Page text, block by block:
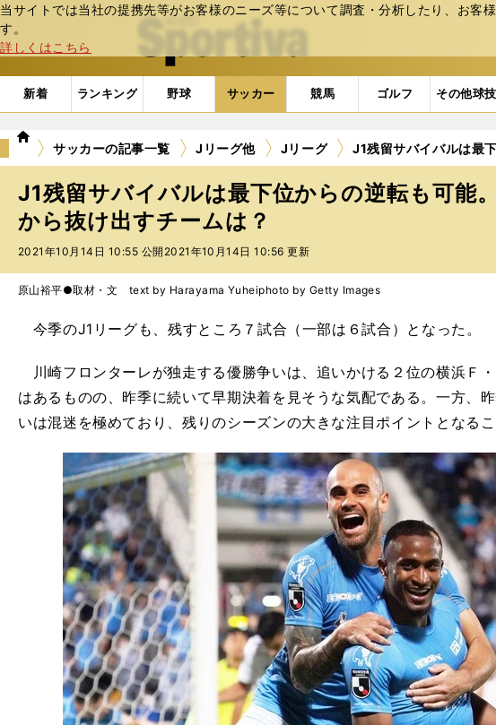
当サイトでは当社の提携先等がお客様のニーズ等について調査・分析したり、お
す。
詳しくはこちら
web Sportiva (webスポルティーバ)
新着 ランキング 野球 サッカー 競馬 ゴルフ その他球技
we
ポ
ル
テ
ィ
ー
バ
サッカーの記事一覧 Jリーグ他 Jリーグ J1残留サバイバルは最
J1残留サバイバルは最下位からの逆転も可能。
から抜け出すチームは？
2021年10月14日 10:55 公開 2021年10月14日 10:56 更新
原山裕平●取材・文 text by Harayama Yuheiphoto by Getty Images
今季のJ1リーグも、残すところ７試合（一部は６試合）となった。
川崎フロンターレが独走する優勝争いは、追いかける２位の横浜Ｆ
はあるものの、昨季に続いて早期決着を見そうな気配である。一方、
いは混迷を極めており、残りのシーズンの大きな注目ポイントとなるこ